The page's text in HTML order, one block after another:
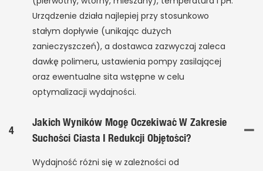
Urządzenie działa najlepiej przy stosunkowo
stałym dopływie (unikając dużych
zanieczyszczeń), a dostawca zazwyczaj zaleca
dawkę polimeru, ustawienia pompy zasilającej
oraz ewentualne sita wstępne w celu
optymalizacji wydajności.
4
Jakich Wyników Mogę Oczekiwać W Zakresie
Suchości Ciasta I Redukcji Objętości?
Wydajność różni się w zależności od